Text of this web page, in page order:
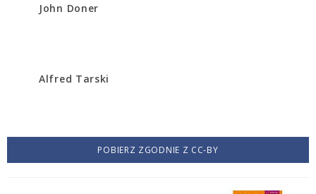
John Doner
Alfred Tarski
POBIERZ ZGODNIE Z CC-BY